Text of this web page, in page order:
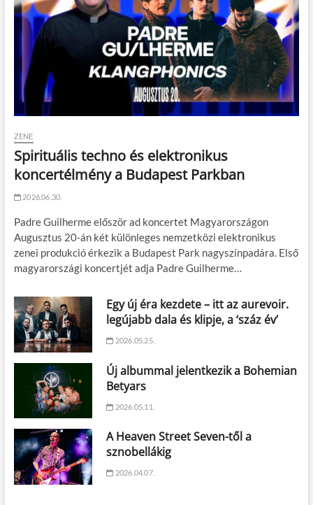
ZENE
Spirituális techno és elektronikus
koncertélmény a Budapest Parkban
2026.06.30.
Padre Guilherme először ad koncertet Magyarországon
Augusztus 20-án két különleges nemzetközi elektronikus
zenei produkció érkezik a Budapest Park nagyszínpadára. Első
magyarországi koncertjét adja Padre Guilherme…
Egy új éra kezdete – itt az aurevoir.
legújabb dala és klipje, a ‘száz év’
2026.05.25.
Új albummal jelentkezik a Bohemian
Betyars
2026.05.11.
A Heaven Street Seven-től a
sznobellákig
2026.04.07.